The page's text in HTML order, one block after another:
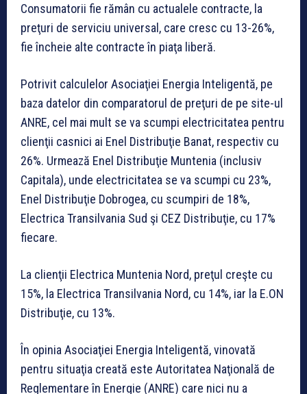
Consumatorii fie rămân cu actualele contracte, la
preţuri de serviciu universal, care cresc cu 13-26%,
fie încheie alte contracte în piaţa liberă.
Potrivit calculelor Asociaţiei Energia Inteligentă, pe
baza datelor din comparatorul de preţuri de pe site-ul
ANRE, cel mai mult se va scumpi electricitatea pentru
clienţii casnici ai Enel Distribuţie Banat, respectiv cu
26%. Urmează Enel Distribuţie Muntenia (inclusiv
Capitala), unde electricitatea se va scumpi cu 23%,
Enel Distribuţie Dobrogea, cu scumpiri de 18%,
Electrica Transilvania Sud şi CEZ Distribuţie, cu 17%
fiecare.
La clienţii Electrica Muntenia Nord, preţul creşte cu
15%, la Electrica Transilvania Nord, cu 14%, iar la E.ON
Distribuţie, cu 13%.
În opinia Asociaţiei Energia Inteligentă, vinovată
pentru situaţia creată este Autoritatea Naţională de
Reglementare în Energie (ANRE) care nici nu a